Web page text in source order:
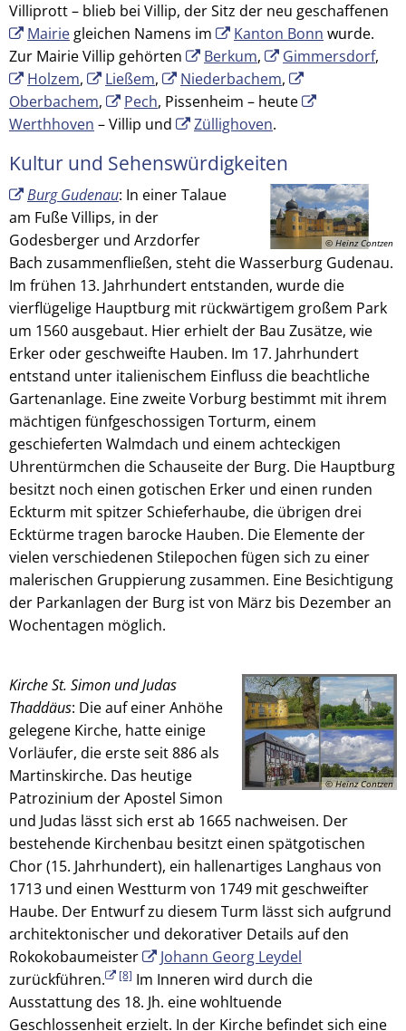
Villiprott – blieb bei Villip, der Sitz der neu geschaffenen
Mairie gleichen Namens im Kanton Bonn wurde.
Zur Mairie Villip gehörten
Berkum, Gimmersdorf,
Holzem, Ließem, Niederbachem,
Oberbachem, Pech, Pissenheim – heute
Werthhoven – Villip und Züllighoven.
Kultur und Sehenswürdigkeiten
© Heinz Contzen
Burg Gudenau: In einer Talaue
am Fuße Villips, in der
Godesberger und Arzdorfer
Bach zusammenfließen, steht die Wasserburg Gudenau.
Im frühen 13. Jahrhundert entstanden, wurde die
vierflügelige Hauptburg mit rückwärtigem großem Park
um 1560 ausgebaut. Hier erhielt der Bau Zusätze, wie
Erker oder geschweifte Hauben. Im 17. Jahrhundert
entstand unter italienischem Einfluss die beachtliche
Gartenanlage. Eine zweite Vorburg bestimmt mit ihrem
mächtigen fünfgeschossigen Torturm, einem
geschieferten Walmdach und einem achteckigen
Uhrentürmchen die Schauseite der Burg. Die Hauptburg
besitzt noch einen gotischen Erker und einen runden
Eckturm mit spitzer Schieferhaube, die übrigen drei
Ecktürme tragen barocke Hauben. Die Elemente der
vielen verschiedenen Stilepochen fügen sich zu einer
malerischen Gruppierung zusammen. Eine Besichtigung
der Parkanlagen der Burg ist von März bis Dezember an
Wochentagen möglich.
© Heinz Contzen
Kirche St. Simon und Judas
Thaddäus: Die auf einer Anhöhe
gelegene Kirche, hatte einige
Vorläufer, die erste seit 886 als
Martinskirche. Das heutige
Patrozinium der Apostel Simon
und Judas lässt sich erst ab 1665 nachweisen. Der
bestehende Kirchenbau besitzt einen spätgotischen
Chor (15. Jahrhundert), ein hallenartiges Langhaus von
1713 und einen Westturm von 1749 mit geschweifter
Haube. Der Entwurf zu diesem Turm lässt sich aufgrund
architektonischer und dekorativer Details auf den
Rokokobaumeister
Johann Georg Leydel
zurückführen.
[8] Im Inneren wird durch die
Ausstattung des 18. Jh. eine wohltuende
Geschlossenheit erzielt. In der Kirche befindet sich eine